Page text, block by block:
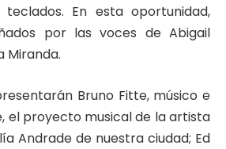
En esta oportunidad,
por las voces de Abigail
Miranda.
Bruno Fitte, músico e
el proyecto musical de la artista
Andrade de nuestra ciudad; Ed